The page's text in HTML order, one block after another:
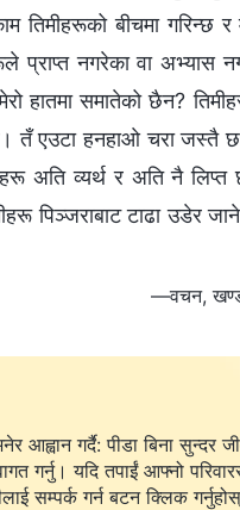
तिमीहरूको बीचमा
प्राप्त नगरेका वा अभ्यास
हातमा समातेको छैन?
तँ एउटा हनहाओ चरा
अति व्यर्थ र अति नै
पिञ्‍जराबाट टाढा उडेर
—वचन, खण्ड
आह्वान गर्दै: पीडा बिना सुन्दर
गर्नु। यदि तपाईं आफ्नो
सम्पर्क गर्न बटन क्लिक